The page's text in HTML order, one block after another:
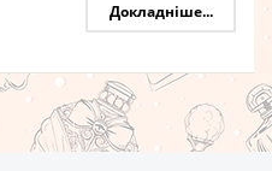
Докладніше...